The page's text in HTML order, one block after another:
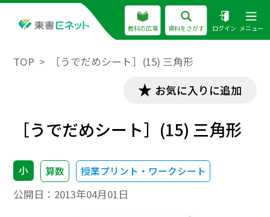
教科の広場 資料をさがす ログイン メニュー
TOP ［うでだめシート］(15) 三角形
お気に入りに追加
［うでだめシート］(15) 三角形
小 算数 授業プリント・ワークシート
公開日： 2013年04月01日